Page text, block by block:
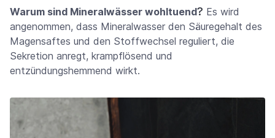
Warum sind Mineralwässer wohltuend? Es wird
angenommen, dass Mineralwasser den Säuregehalt des
Magensaftes und den Stoffwechsel reguliert, die
Sekretion anregt, krampflösend und
entzündungshemmend wirkt.